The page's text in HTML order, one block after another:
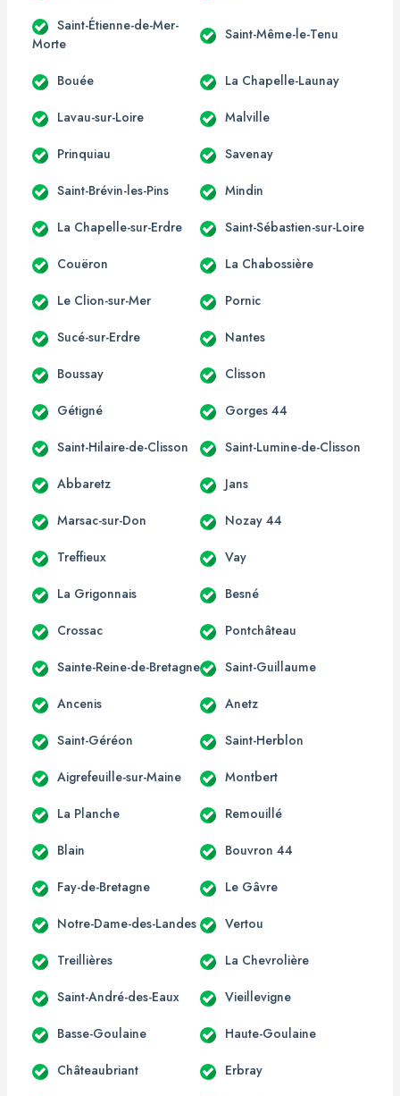
Saint-Étienne-de-Mer-
Morte
Saint-Même-le-Tenu
Bouée La Chapelle-Launay
Lavau-sur-Loire Malville
Prinquiau Savenay
Saint-Brévin-les-Pins Mindin
La Chapelle-sur-Erdre Saint-Sébastien-sur-Loire
Couëron La Chabossière
Le Clion-sur-Mer Pornic
Sucé-sur-Erdre Nantes
Boussay Clisson
Gétigné Gorges 44
Saint-Hilaire-de-Clisson Saint-Lumine-de-Clisson
Abbaretz Jans
Marsac-sur-Don Nozay 44
Treffieux Vay
La Grigonnais Besné
Crossac Pontchâteau
Sainte-Reine-de-Bretagne Saint-Guillaume
Ancenis Anetz
Saint-Géréon Saint-Herblon
Aigrefeuille-sur-Maine Montbert
La Planche Remouillé
Blain Bouvron 44
Fay-de-Bretagne Le Gâvre
Notre-Dame-des-Landes Vertou
Treillières La Chevrolière
Saint-André-des-Eaux Vieillevigne
Basse-Goulaine Haute-Goulaine
Châteaubriant Erbray